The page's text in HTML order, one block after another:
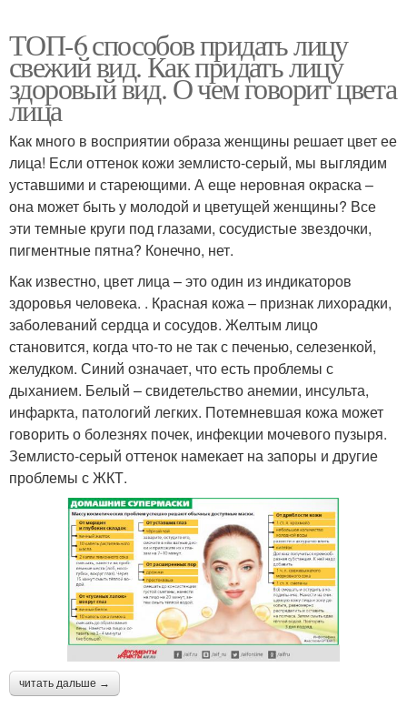
ТОП-6 способов придать лицу
свежий вид. Как придать лицу
здоровый вид. О чем говорит цвета
лица
Как много в восприятии образа женщины решает цвет ее
лица! Если оттенок кожи землисто-серый, мы выглядим
уставшими и стареющими. А еще неровная окраска –
она может быть у молодой и цветущей женщины? Все
эти темные круги под глазами, сосудистые звездочки,
пигментные пятна? Конечно, нет.
Как известно, цвет лица – это один из индикаторов
здоровья человека. . Красная кожа – признак лихорадки,
заболеваний сердца и сосудов. Желтым лицо
становится, когда что-то не так с печенью, селезенкой,
желудком. Синий означает, что есть проблемы с
дыханием. Белый – свидетельство анемии, инсульта,
инфаркта, патологий легких. Потемневшая кожа может
говорить о болезнях почек, инфекции мочевого пузыря.
Землисто-серый оттенок намекает на запоры и другие
проблемы с ЖКТ.
читать дальше →